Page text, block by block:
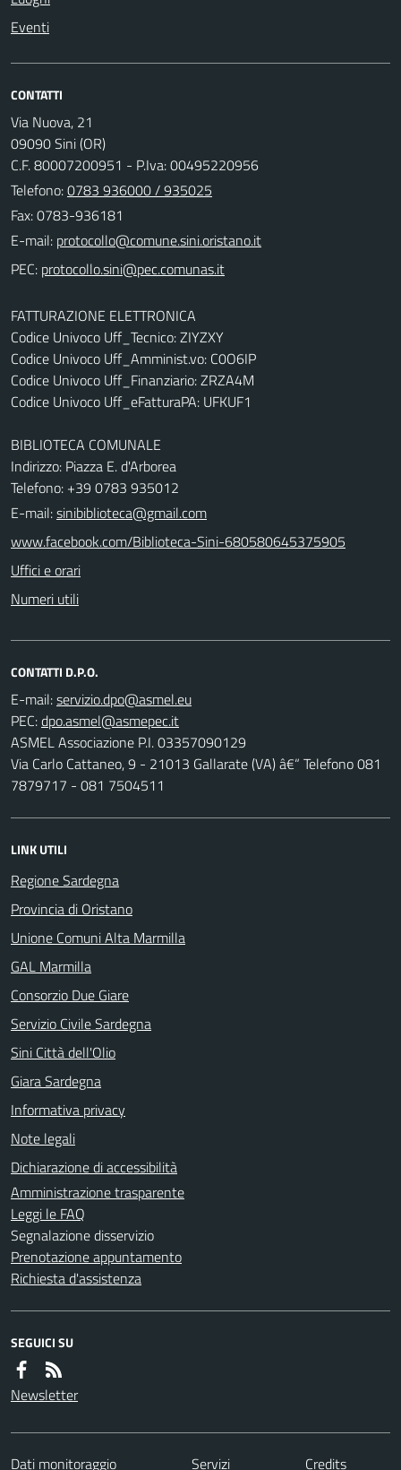
Eventi
CONTATTI
Via Nuova, 21
09090 Sini (OR)
C.F. 80007200951 - P.Iva: 00495220956
Telefono:0783 936000 / 935025
Fax: 0783-936181
E-mail:
PEC:
FATTURAZIONE ELETTRONICA
Codice Univoco Uff_Tecnico: ZIYZXY
Codice Univoco Uff_Amminist.vo: C0O6IP
Codice Univoco Uff_Finanziario: ZRZA4M
Codice Univoco Uff_eFatturaPA: UFKUF1
BIBLIOTECA COMUNALE
Indirizzo: Piazza E. d'Arborea
Telefono: +39 0783 935012
E-mail:sinibiblioteca@gmail.com
www.facebook.com/Biblioteca-Sini-680580645375905
Uffici e orari
Numeri utili
CONTATTI D.P.O.
E-mail:
PEC:
ASMEL Associazione P.I. 03357090129
Via Carlo Cattaneo, 9 - 21013 Gallarate (VA) â€“ Telefono 081
7879717 - 081 7504511
LINK UTILI
Regione Sardegna
Provincia di Oristano
Unione Comuni Alta Marmilla
GAL Marmilla
Consorzio Due Giare
Servizio Civile Sardegna
Sini Città dell'Olio
Giara Sardegna
Informativa privacy
Note legali
Dichiarazione di accessibilità
Amministrazione trasparente
Leggi le FAQ
Segnalazione disservizio
Prenotazione appuntamento
Richiesta d'assistenza
SEGUICI SU
Newsletter
Dati monitoraggio Servizi Credits